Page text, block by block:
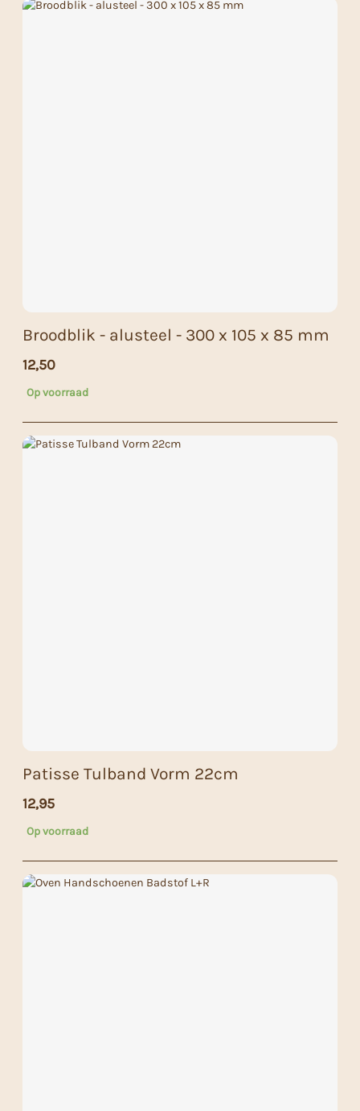
Broodblik - alusteel - 300 x 105 x 85 mm
12,50
Op voorraad
Patisse Tulband Vorm 22cm
12,95
Op voorraad